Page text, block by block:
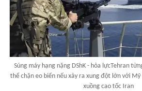
Súng máy hạng nặng DShK - hỏa lựcTehran
thể chặn eo biển nếu xảy ra xung đột lớn với
xuồng cao tốc Iran